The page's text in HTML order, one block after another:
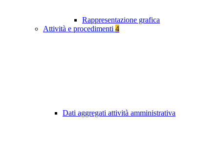
Rappresentazione grafica
Attività e procedimenti 4
Dati aggregati attività amministrativa